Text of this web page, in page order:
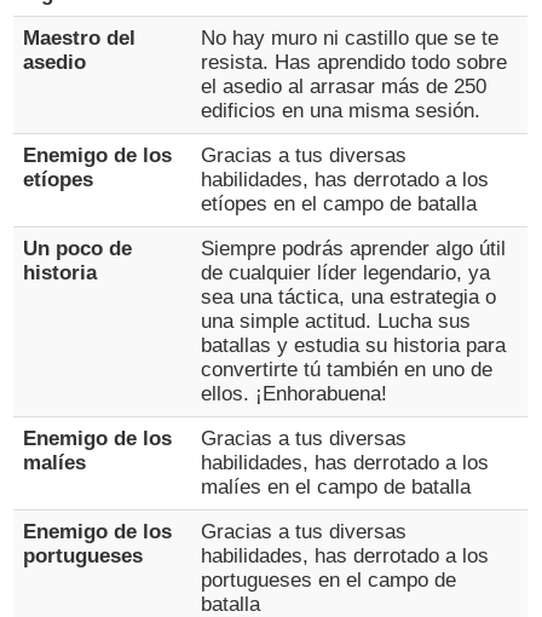
Maestro del
asedio
No hay muro ni castillo que se te
resista. Has aprendido todo sobre
el asedio al arrasar más de 250
edificios en una misma sesión.
Enemigo de los
etíopes
Gracias a tus diversas
habilidades, has derrotado a los
etíopes en el campo de batalla
Un poco de
historia
Siempre podrás aprender algo útil
de cualquier líder legendario, ya
sea una táctica, una estrategia o
una simple actitud. Lucha sus
batallas y estudia su historia para
convertirte tú también en uno de
ellos. ¡Enhorabuena!
Enemigo de los
malíes
Gracias a tus diversas
habilidades, has derrotado a los
malíes en el campo de batalla
Enemigo de los
portugueses
Gracias a tus diversas
habilidades, has derrotado a los
portugueses en el campo de
batalla